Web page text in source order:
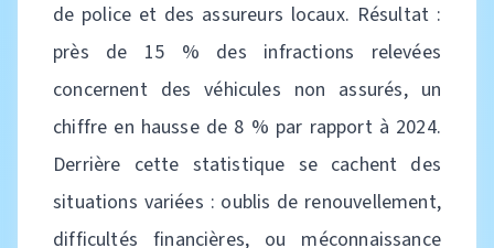
de police et des assureurs locaux. Résultat :
près de 15 % des infractions relevées
concernent des véhicules non assurés, un
chiffre en hausse de 8 % par rapport à 2024.
Derrière cette statistique se cachent des
situations variées : oublis de renouvellement,
difficultés financières, ou méconnaissance